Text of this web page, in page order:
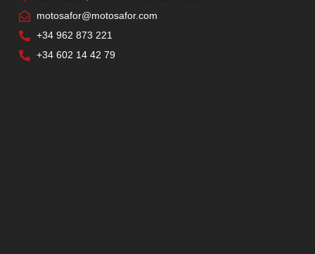
motosafor@motosafor.com
+34 962 873 221
+34 602 14 42 79